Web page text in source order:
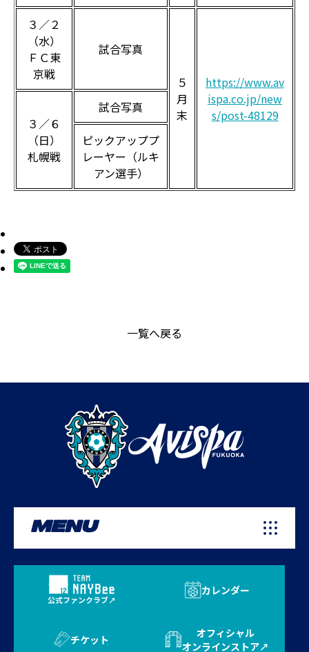
３／２
（水）
ＦＣ東
京戦
試合写真
５
月
末
https://www.av
ispa.co.jp/new
s/post-48129
３／６
（日）
札幌戦
試合写真
ピックアッププ
レーヤー（ルキ
アン選手）
一覧へ戻る
MENU
公式ファンクラブ
カレンダー
チケット
オフィシャル
オンラインストア